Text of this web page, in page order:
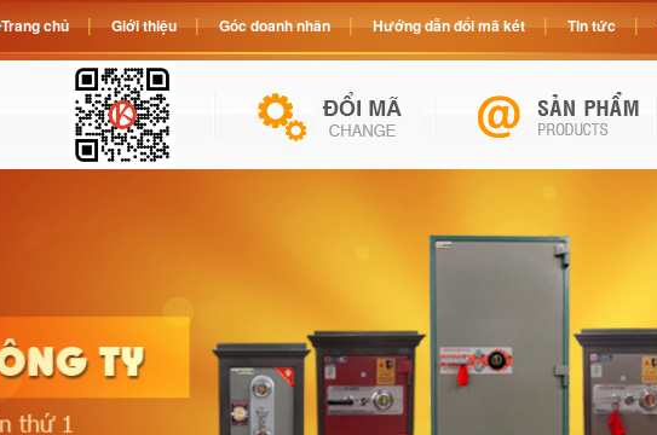
Trang chủ Giới thiệu Góc doanh nhân Hướng dẫn đổi mã két Tin tức